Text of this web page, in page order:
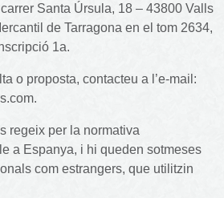
Santa Úrsula, 18 – 43800 Valls
de Tarragona en el tom 2634,
1a.
o proposta, contacteu a l’e-mail:
regeix per la normativa
a Espanya, i hi queden sotmeses
com estrangers, que utilitzin